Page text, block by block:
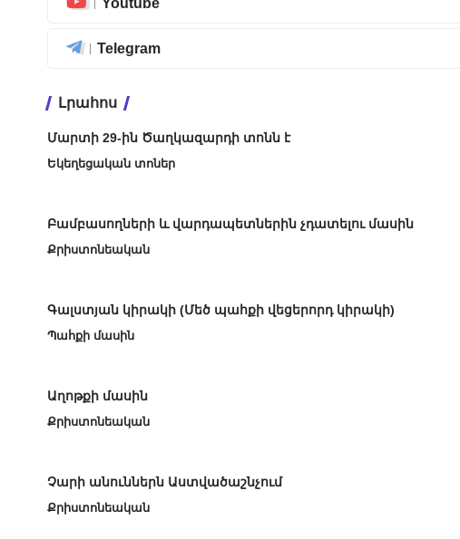
Telegram
Լրահոս
Մարտի 29-ին Ծաղկազարդի տոնն է
Եկեղեցական տոներ
Բամբասողների և վարդապետներին չդատելու մասին
Քրիստոնեական
Գալստյան կիրակի (Մեծ պահքի վեցերորդ կիրակի)
Պահքի մասին
Աղոթքի մասին
Քրիստոնեական
Չարի անուններն Աստվածաշնչում
Քրիստոնեական